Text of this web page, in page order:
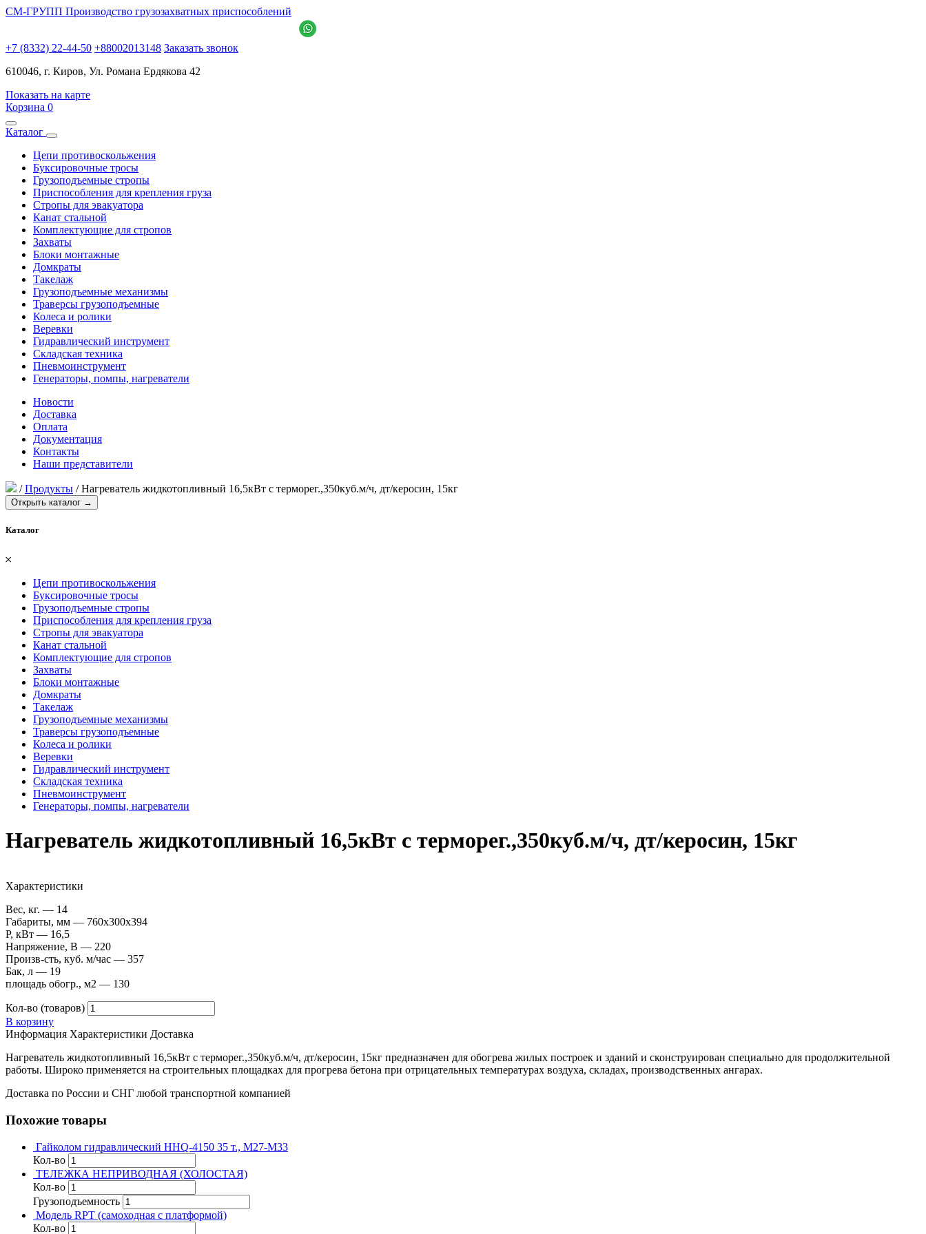
СМ-ГРУПП Производство грузозахватных приспособлений
+7 (8332) 22-44-50 +88002013148 Заказать звонок
610046, г. Киров, Ул. Романа Ердякова 42
Показать на карте
Корзина 0
Каталог
Цепи противоскольжения
Буксировочные тросы
Грузоподъемные стропы
Приспособления для крепления груза
Стропы для эвакуатора
Канат стальной
Комплектующие для стропов
Захваты
Блоки монтажные
Домкраты
Такелаж
Грузоподъемные механизмы
Траверсы грузоподъемные
Колеса и ролики
Веревки
Гидравлический инструмент
Складская техника
Пневмоинструмент
Генераторы, помпы, нагреватели
Новости
Доставка
Оплата
Документация
Контакты
Наши представители
/Продукты /Нагреватель жидкотопливный 16,5кВт с терморег.,350куб.м/ч, дт/керосин, 15кг
Открыть каталог →
Каталог
𐄂
Цепи противоскольжения
Буксировочные тросы
Грузоподъемные стропы
Приспособления для крепления груза
Стропы для эвакуатора
Канат стальной
Комплектующие для стропов
Захваты
Блоки монтажные
Домкраты
Такелаж
Грузоподъемные механизмы
Траверсы грузоподъемные
Колеса и ролики
Веревки
Гидравлический инструмент
Складская техника
Пневмоинструмент
Генераторы, помпы, нагреватели
Нагреватель жидкотопливный 16,5кВт с терморег.,350куб.м/ч, дт/керосин, 15кг
Характеристики
Вес, кг. — 14
Габариты, мм — 760x300x394
P, кВт — 16,5
Напряжение, В — 220
Произв-сть, куб. м/час — 357
Бак, л — 19
площадь обогр., м2 — 130
Кол-во (товаров)
В корзину
Информация Характеристики Доставка
Нагреватель жидкотопливный 16,5кВт с терморег.,350куб.м/ч, дт/керосин, 15кг предназначен для обогрева жилых построек и зданий и сконструирован специально для продолжительной
работы. Широко применяется на строительных площадках для прогрева бетона при отрицательных температурах воздуха, складах, производственных ангарах.
Доставка по России и СНГ любой транспортной компанией
Похожие товары
Гайколом гидравлический HHQ-4150 35 т., М27-М33
Кол-во
ТЕЛЕЖКА НЕПРИВОДНАЯ (ХОЛОСТАЯ)
Кол-во
Грузоподъемность
Модель RPT (самоходная с платформой)
Кол-во